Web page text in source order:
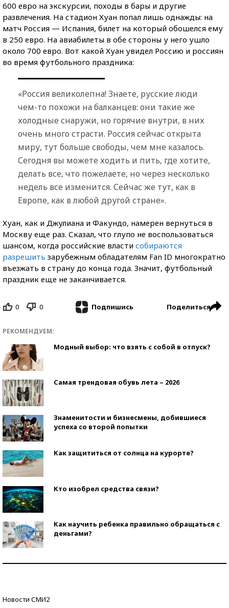
600 евро на экскурсии, походы в бары и другие
развлечения. На стадион Хуан попал лишь однажды: на
матч Россия — Испания, билет на который обошелся ему
в 250 евро. На авиабилеты в обе стороны у него ушло
около 700 евро. Вот какой Хуан увидел Россию и россиян
во время футбольного праздника:
«Россия великолепна! Знаете, русские люди
чем-то похожи на балканцев: они такие же
холодные снаружи, но горячие внутри, в них
очень много страсти. Россия сейчас открыта
миру, тут больше свободы, чем мне казалось.
Сегодня вы можете ходить и пить, где хотите,
делать все, что пожелаете, но через несколько
недель все изменится. Сейчас же тут, как в
Европе, как в любой другой стране».
Хуан, как и Джулиана и Факундо, намерен вернуться в
Москву еще раз. Сказал, что глупо не воспользоваться
шансом, когда российские власти собираются
разрешить зарубежным обладателям Fan ID многократно
въезжать в страну до конца года. Значит, футбольный
праздник еще не заканчивается.
0 0 Подпишись Поделиться
РЕКОМЕНДУЕМ:
Модный выбор: что взять с собой в отпуск?
Самая трендовая обувь лета – 2026
Знаменитости и бизнесмены, добившиеся
успеха со второй попытки
Как защититься от солнца на курорте?
Кто изобрел средства связи?
Как научить ребенка правильно обращаться с
деньгами?
Новости СМИ2